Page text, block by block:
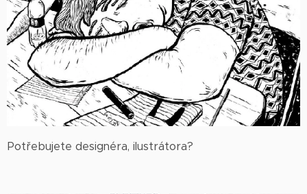
Potřebujete designéra, ilustrátora?